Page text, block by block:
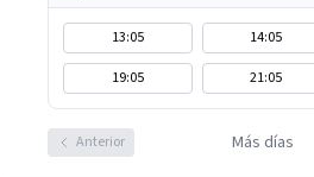
13:05 14:05
19:05
21:05
Anterior Más días